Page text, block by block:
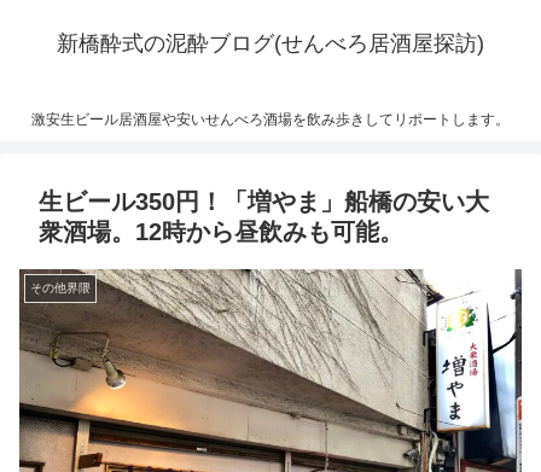
新橋酔式の泥酔ブログ(せんべろ居酒屋探訪)
激安生ビール居酒屋や安いせんべろ酒場を飲み歩きしてリポートします。
生ビール350円！「増やま」船橋の安い大
衆酒場。12時から昼飲みも可能。
その他界隈